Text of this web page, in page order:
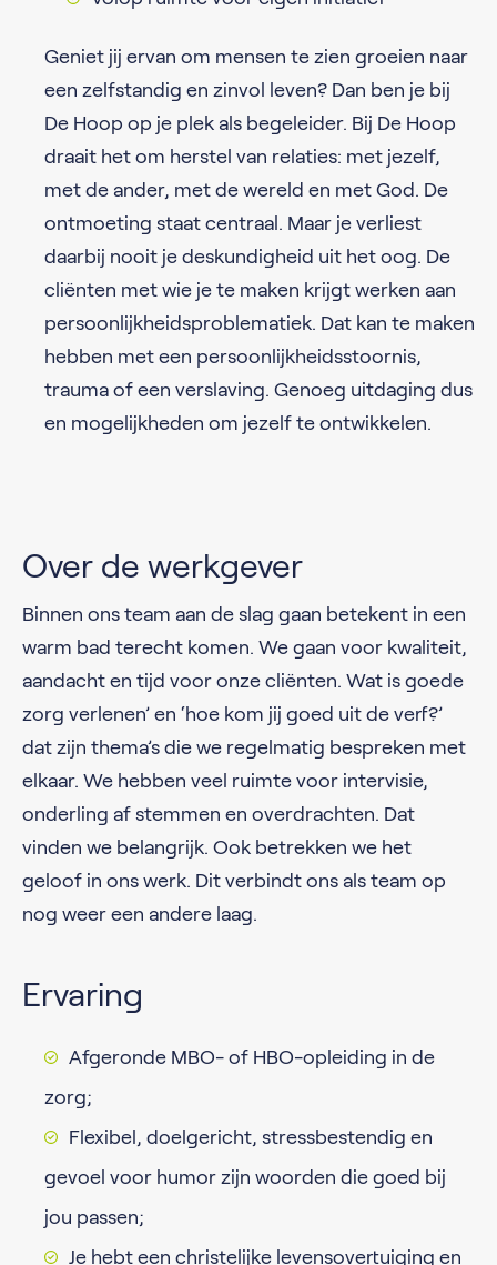
Geniet jij ervan om mensen te zien groeien naar
een zelfstandig en zinvol leven? Dan ben je bij
De Hoop op je plek als begeleider. Bij De Hoop
draait het om herstel van relaties: met jezelf,
met de ander, met de wereld en met God. De
ontmoeting staat centraal. Maar je verliest
daarbij nooit je deskundigheid uit het oog. De
cliënten met wie je te maken krijgt werken aan
persoonlijkheidsproblematiek. Dat kan te maken
hebben met een persoonlijkheidsstoornis,
trauma of een verslaving. Genoeg uitdaging dus
en mogelijkheden om jezelf te ontwikkelen.
Over de werkgever
Binnen ons team aan de slag gaan betekent in een
warm bad terecht komen. We gaan voor kwaliteit,
aandacht en tijd voor onze cliënten. Wat is goede
zorg verlenen’ en ‘hoe kom jij goed uit de verf?’
dat zijn thema’s die we regelmatig bespreken met
elkaar. We hebben veel ruimte voor intervisie,
onderling af stemmen en overdrachten. Dat
vinden we belangrijk. Ook betrekken we het
geloof in ons werk. Dit verbindt ons als team op
nog weer een andere laag.
Ervaring
Afgeronde MBO- of HBO-opleiding in de
zorg;
Flexibel, doelgericht, stressbestendig en
gevoel voor humor zijn woorden die goed bij
jou passen;
Je hebt een christelijke levensovertuiging en